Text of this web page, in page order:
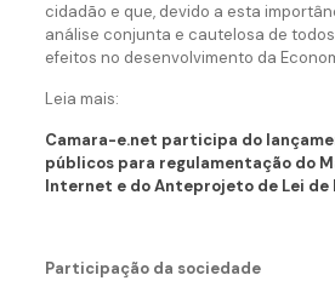
cidadão e que, devido a esta
análise conjunta e cautelosa de
efeitos no desenvolvimento da
Leia mais:
Camara-e.net participa do
públicos para regulamentação do
Internet e do Anteprojeto de Lei de
Participação da sociedade